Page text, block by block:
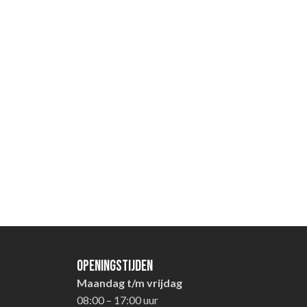
Openingstijden
Maandag t/m vrijdag
08:00 – 17:00 uur